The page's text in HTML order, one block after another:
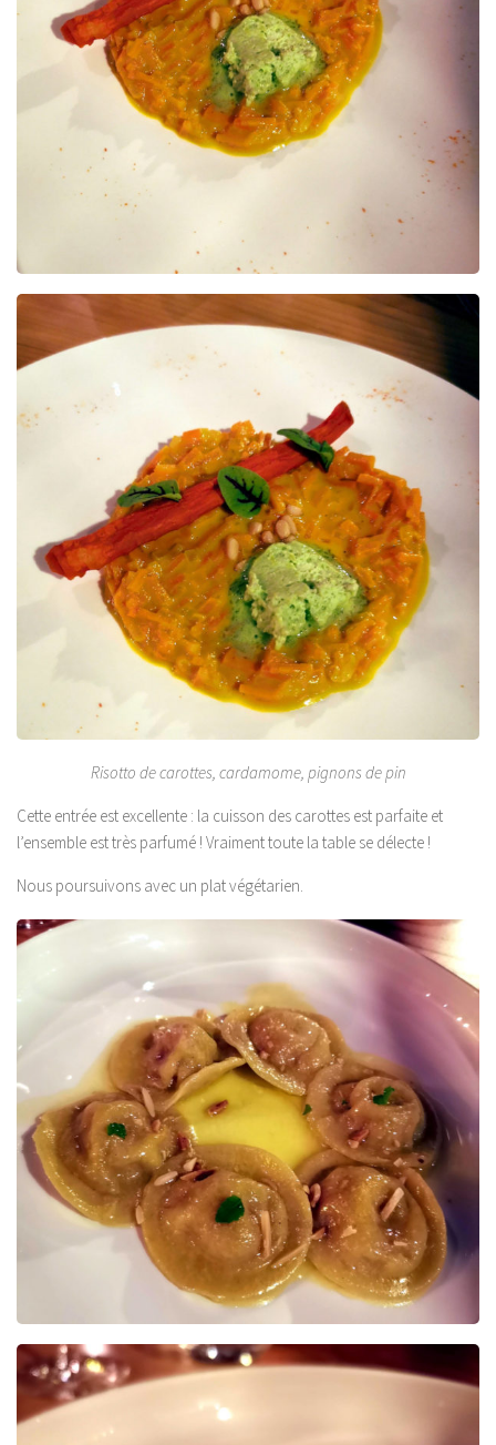
Risotto de carottes, cardamome, pignons de pin
Cette entrée est excellente : la cuisson des carottes est parfaite et
l’ensemble est très parfumé ! Vraiment toute la table se délecte !
Nous poursuivons avec un plat végétarien.